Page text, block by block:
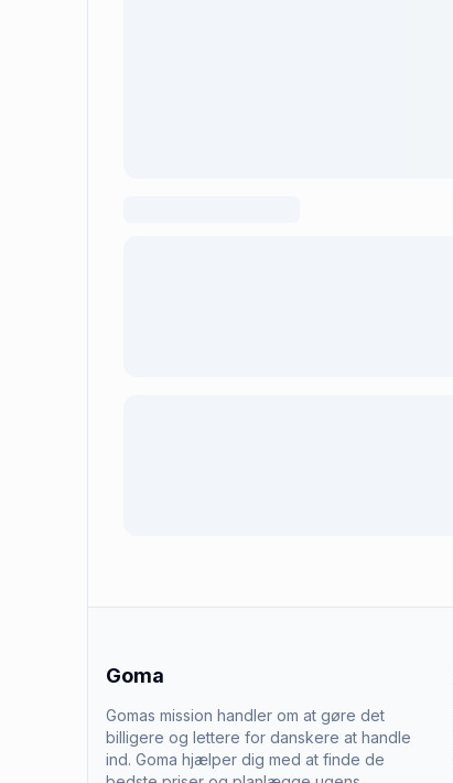
Goma
Gomas mission handler om at gøre det
billigere og lettere for danskere at handle
ind. Goma hjælper dig med at finde de